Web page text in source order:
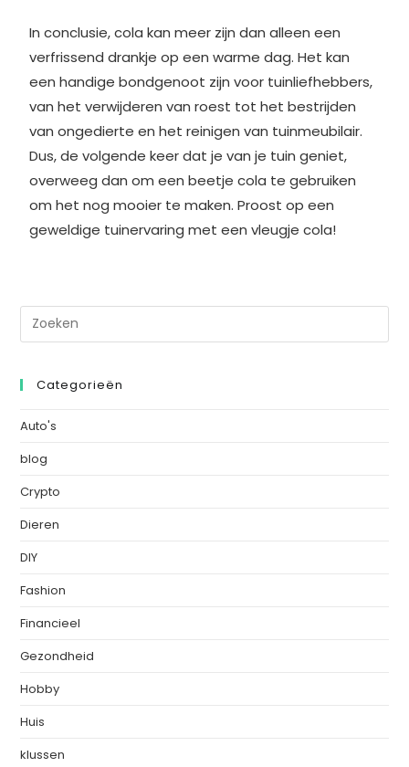
In conclusie, cola kan meer zijn dan alleen een
verfrissend drankje op een warme dag. Het kan
een handige bondgenoot zijn voor tuinliefhebbers,
van het verwijderen van roest tot het bestrijden
van ongedierte en het reinigen van tuinmeubilair.
Dus, de volgende keer dat je van je tuin geniet,
overweeg dan om een beetje cola te gebruiken
om het nog mooier te maken. Proost op een
geweldige tuinervaring met een vleugje cola!
Categorieën
Auto's
blog
Crypto
Dieren
DIY
Fashion
Financieel
Gezondheid
Hobby
Huis
klussen